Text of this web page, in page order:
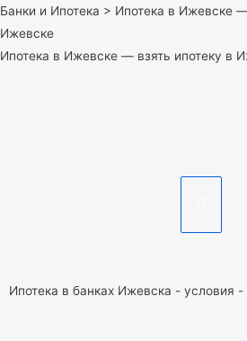
Банки и Ипотека > Ипотека в Ижевске —
Ижевске
Ипотека в Ижевске — взять ипотеку в
Ипотека в банках Ижевска - условия -